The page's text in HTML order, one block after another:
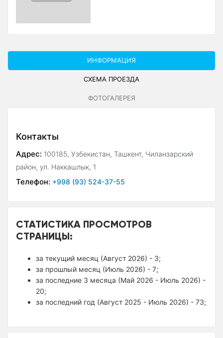
ИНФОРМАЦИЯ
СХЕМА ПРОЕЗДА
ФОТОГАЛЕРЕЯ
Контакты
Адрес: 100185, Узбекистан, Ташкент, Чиланзарский
район, ул. Наккашлык, 1
Телефон: +998 (93) 524-37-55
СТАТИСТИКА ПРОСМОТРОВ
СТРАНИЦЫ:
за текущий месяц (Август 2026) - 3;
за прошлый месяц (Июль 2026) - 7;
за последние 3 месяца (Май 2026 - Июль 2026) -
20;
за последний год (Август 2025 - Июль 2026) - 73;